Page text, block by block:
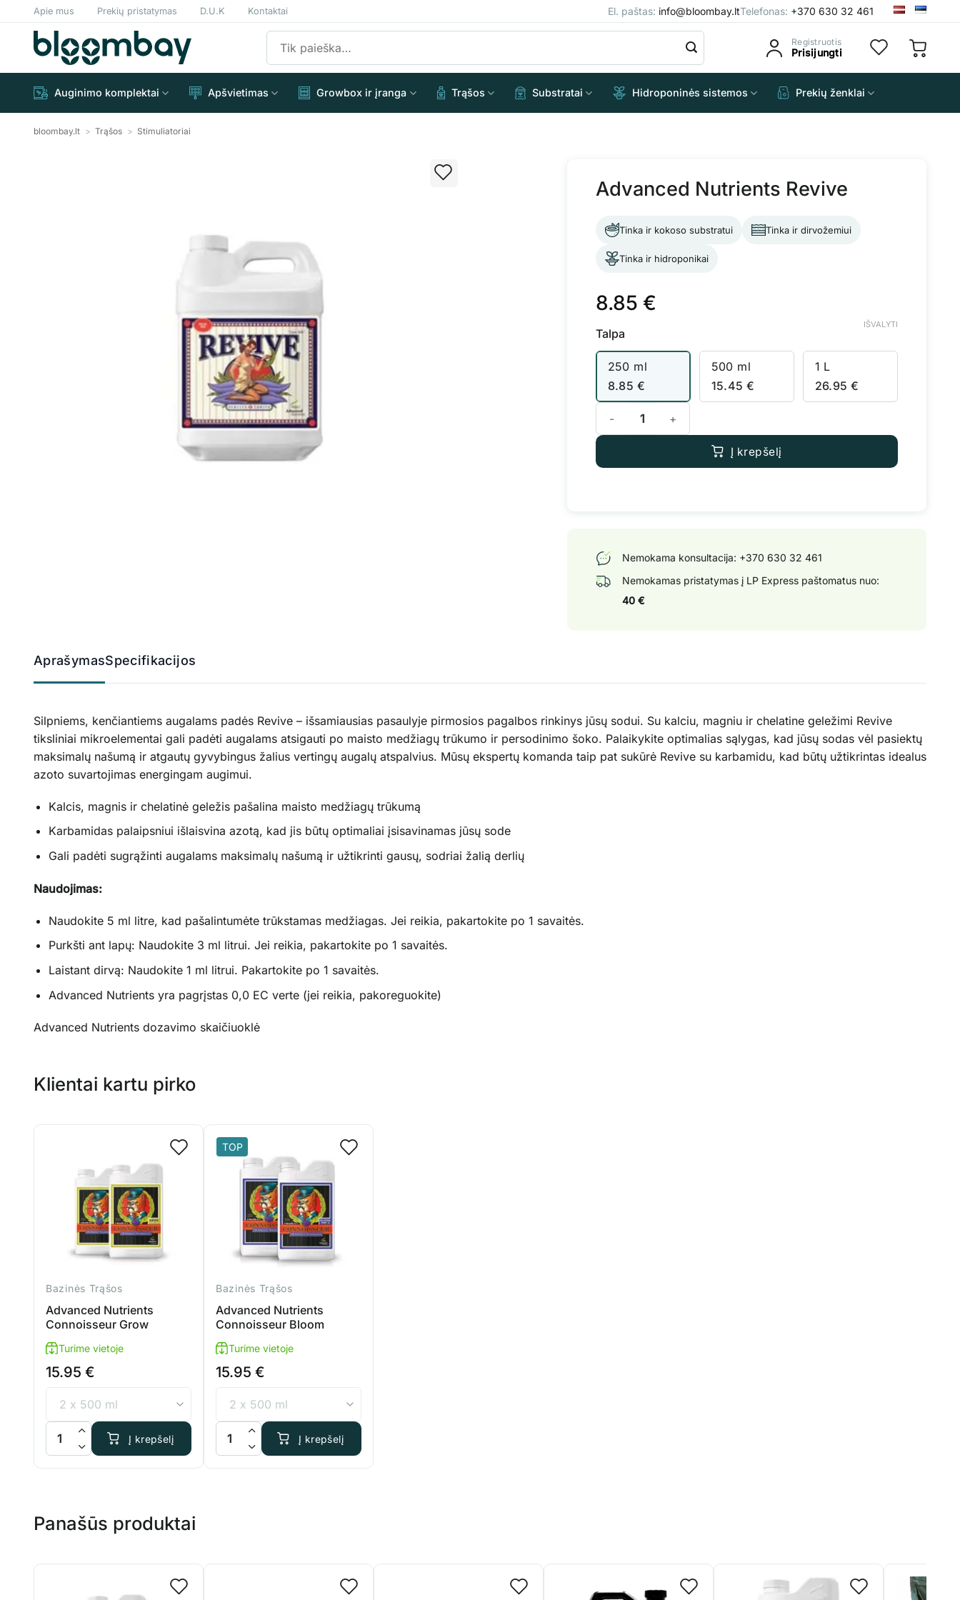
to
content
Apie mus Prekių pristatymas D.U.K Kontaktai El. paštas: info@bloombay.ltTelefonas: +370 630 32 461
Ieškoti: Registruotis
Prisijungti
Auginimo komplektai Apšvietimas Growbox ir įranga Trąšos Substratai Hidroponinės sistemos Prekių ženklai
bloombay.lt > Trąšos > Stimuliatoriai
Advanced Nutrients Revive
Tinka ir kokoso substratui Tinka ir dirvožemiui
Tinka ir hidroponikai
8.85 €
Talpa
250 ml
8.85 €
500 ml
15.45€
1 L
26.95€
IŠVALYTI
produkto kiekis: Advanced Nutrients Revive
Į krepšelį
Nemokama konsultacija: +370 630 32 461
Nemokamas pristatymas į LP Express paštomatus nuo:
40 €
AprašymasSpecifikacijos
Silpniems, kenčiantiems augalams padės Revive – išsamiausias pasaulyje pirmosios pagalbos rinkinys jūsų sodui. Su kalciu, magniu ir chelatine geležimi Revive
tiksliniai mikroelementai gali padėti augalams atsigauti po maisto medžiagų trūkumo ir persodinimo šoko. Palaikykite optimalias sąlygas, kad jūsų sodas vėl pasiektų
maksimalų našumą ir atgautų gyvybingus žalius vertingų augalų atspalvius. Mūsų ekspertų komanda taip pat sukūrė Revive su karbamidu, kad būtų užtikrintas idealus
azoto suvartojimas energingam augimui.
Kalcis, magnis ir chelatinė geležis pašalina maisto medžiagų trūkumą
Karbamidas palaipsniui išlaisvina azotą, kad jis būtų optimaliai įsisavinamas jūsų sode
Gali padėti sugrąžinti augalams maksimalų našumą ir užtikrinti gausų, sodriai žalią derlių
Naudojimas:
Naudokite 5 ml litre, kad pašalintumėte trūkstamas medžiagas. Jei reikia, pakartokite po 1 savaitės.
Purkšti ant lapų: Naudokite 3 ml litrui. Jei reikia, pakartokite po 1 savaitės.
Laistant dirvą: Naudokite 1 ml litrui. Pakartokite po 1 savaitės.
Advanced Nutrients yra pagrįstas 0,0 EC verte (jei reikia, pakoreguokite)
Advanced Nutrients dozavimo skaičiuoklė
Klientai kartu pirko
Bazinės Trąšos
Advanced Nutrients
Connoisseur Grow
Turime vietoje
15.95 €
produkto kiekis: Advanced Nutrients Connoisseur Grow
Į krepšelį
TOP
Bazinės Trąšos
Advanced Nutrients
Connoisseur Bloom
Turime vietoje
15.95 €
produkto kiekis: Advanced Nutrients Connoisseur Bloom
Į krepšelį
Panašūs produktai